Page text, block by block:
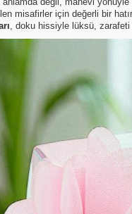
misafirler için değerli bir
, doku hissiyle lüksü,